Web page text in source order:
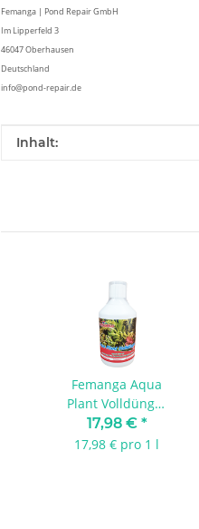
Femanga | Pond Repair GmbH
Im Lipperfeld 3
46047 Oberhausen
Deutschland
info@pond-repair.de
Produkteigenschaft
Wert
Inhalt:
Femanga Aqua
Plant Volldünger
1000 ml
17,98 € *
17,98 € pro 1 l